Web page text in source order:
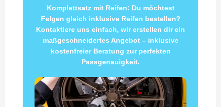
Komplettsatz mit Reifen: Du möchtest
Felgen gleich inklusive Reifen bestellen?
Kontaktiere uns einfach, wir erstellen dir ein
maßgeschneidertes Angebot – inklusive
kostenfreier Beratung zur perfekten
Passgenauigkeit.